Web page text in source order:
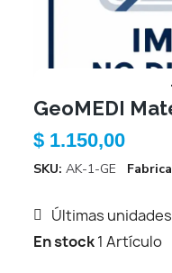
GeoMEDI
SKU AK-1-GE
$ 1.150,00
Últimas
En stock1 Artículo